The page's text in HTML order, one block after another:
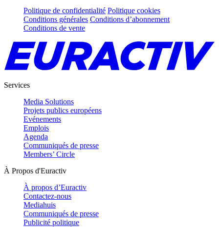
Politique de confidentialité Politique cookies
Conditions générales Conditions d’abonnement
Conditions de vente
Services
Media Solutions
Projets publics européens
Evénements
Emplois
Agenda
Communiqués de presse
Members’ Circle
À Propos d'Euractiv
À propos d’Euractiv
Contactez-nous
Mediahuis
Communiqués de presse
Publicité politique